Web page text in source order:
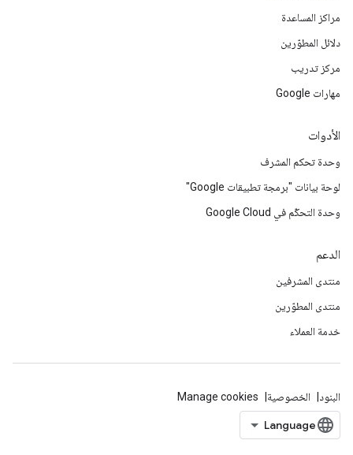
مراكز المساعدة
دلائل المطوّرين
مركز تدريب
مهارات Google
الأدوات
وحدة تحكم المشرف
لوحة بيانات "برمجة تطبيقات Google"
وحدة التحكّم في Google Cloud
الدعم
منتدى المشرفين
منتدى المطوّرين
خدمة العملاء
البنود الخصوصية Manage cookies